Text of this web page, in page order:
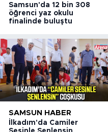
Samsun'da 12 bin 308
öğrenci yaz okulu
finalinde buluştu
SAMSUN HABER
İlkadım'da Camiler